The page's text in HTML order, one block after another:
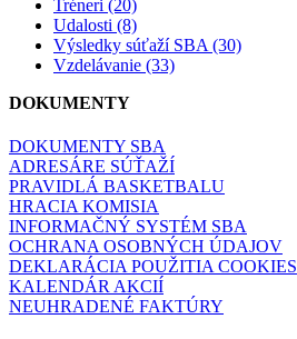
Tréneri (20)
Udalosti (8)
Výsledky súťaží SBA (30)
Vzdelávanie (33)
DOKUMENTY
DOKUMENTY SBA
ADRESÁRE SÚŤAŽÍ
PRAVIDLÁ BASKETBALU
HRACIA KOMISIA
INFORMAČNÝ SYSTÉM SBA
OCHRANA OSOBNÝCH ÚDAJOV
DEKLARÁCIA POUŽITIA COOKIES
KALENDÁR AKCIÍ
NEUHRADENÉ FAKTÚRY